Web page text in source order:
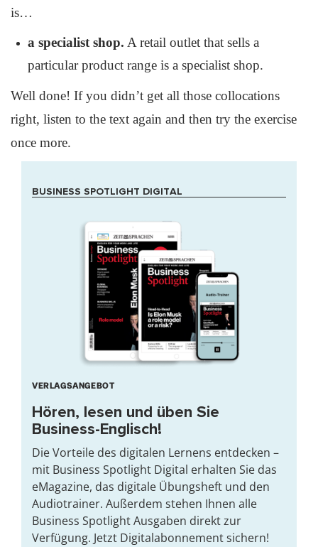
is…
a specialist shop. A retail outlet that sells a
particular product range is a specialist shop.
Well done! If you didn’t get all those collocations
right, listen to the text again and then try the exercise
once more.
BUSINESS SPOTLIGHT DIGITAL
VERLAGSANGEBOT
Hören, lesen und üben Sie
Business-Englisch!
Die Vorteile des digitalen Lernens entdecken –
mit Business Spotlight Digital erhalten Sie das
eMagazine, das digitale Übungsheft und den
Audiotrainer. Außerdem stehen Ihnen alle
Business Spotlight Ausgaben direkt zur
Verfügung. Jetzt Digitalabonnement sichern!